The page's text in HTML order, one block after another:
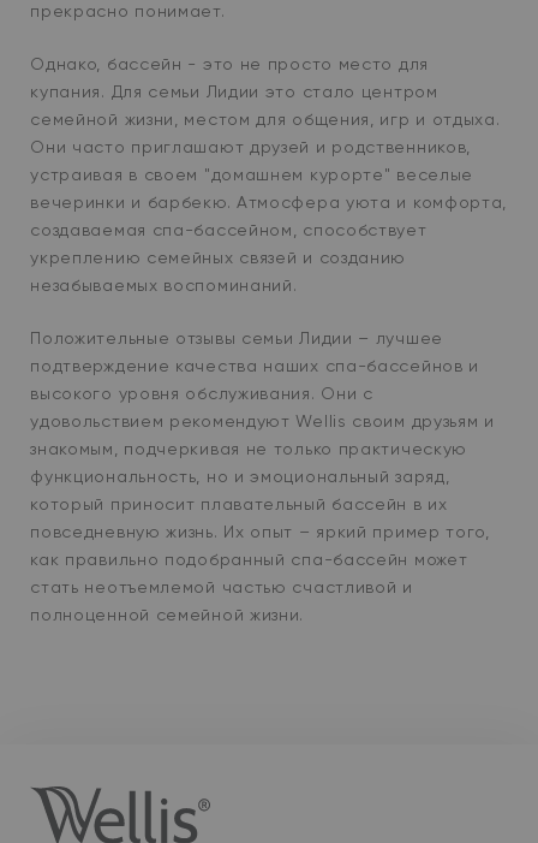
прекрасно понимает.
Однако, бассейн - это не просто место для
купания. Для семьи Лидии это стало центром
семейной жизни, местом для общения, игр и отдыха.
Они часто приглашают друзей и родственников,
устраивая в своем "домашнем курорте" веселые
вечеринки и барбекю. Атмосфера уюта и комфорта,
создаваемая спа-бассейном, способствует
укреплению семейных связей и созданию
незабываемых воспоминаний.
Положительные отзывы семьи Лидии – лучшее
подтверждение качества наших спа-бассейнов и
высокого уровня обслуживания. Они с
удовольствием рекомендуют Wellis своим друзьям и
знакомым, подчеркивая не только практическую
функциональность, но и эмоциональный заряд,
который приносит плавательный бассейн в их
повседневную жизнь. Их опыт – яркий пример того,
как правильно подобранный спа-бассейн может
стать неотъемлемой частью счастливой и
полноценной семейной жизни.